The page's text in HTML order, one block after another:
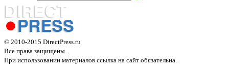
© 2010-2015 DirectPress.ru
Все права защищены.
При использовании материалов ссылка на сайт обязательна.